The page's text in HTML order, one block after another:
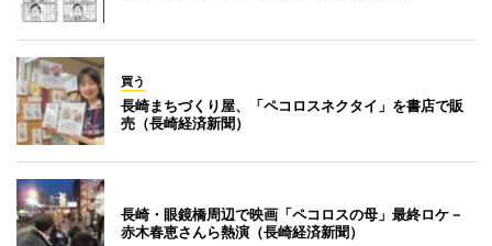
買う
長崎まちづくり屋、「ペコロスネクタイ」を書店で販
売（長崎経済新聞）
長崎・眼鏡橋周辺で映画「ペコロスの母」最終ロケ－
赤木春恵さんら熱演（長崎経済新聞）